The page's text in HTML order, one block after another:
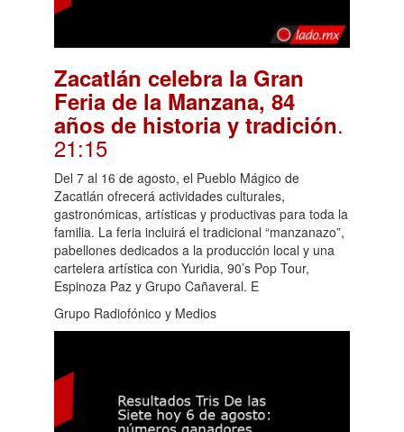
Zacatlán celebra la Gran
Feria de la Manzana, 84
años de historia y tradición.
21:15
Del 7 al 16 de agosto, el Pueblo Mágico de
Zacatlán ofrecerá actividades culturales,
gastronómicas, artísticas y productivas para toda la
familia. La feria incluirá el tradicional “manzanazo”,
pabellones dedicados a la producción local y una
cartelera artística con Yuridia, 90’s Pop Tour,
Espinoza Paz y Grupo Cañaveral. E
Grupo Radiofónico y Medios